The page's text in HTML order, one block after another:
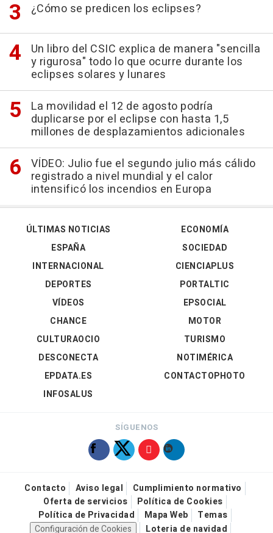
¿Cómo se predicen los eclipses?
Un libro del CSIC explica de manera "sencilla
y rigurosa" todo lo que ocurre durante los
eclipses solares y lunares
La movilidad el 12 de agosto podría
duplicarse por el eclipse con hasta 1,5
millones de desplazamientos adicionales
VÍDEO: Julio fue el segundo julio más cálido
registrado a nivel mundial y el calor
intensificó los incendios en Europa
ÚLTIMAS NOTICIAS
ESPAÑA
INTERNACIONAL
DEPORTES
VÍDEOS
ECONOMÍA
SOCIEDAD
CIENCIAPLUS
PORTALTIC
EPSOCIAL
CHANCE
CULTURAOCIO
DESCONECTA
EPDATA.ES
INFOSALUS
MOTOR
TURISMO
NOTIMÉRICA
CONTACTOPHOTO
SÍGUENOS
Contacto Aviso legal
Cumplimiento normativo
Oferta de servicios
Política de Cookies
Política de Privacidad
Mapa Web
Temas
Configuración de Cookies
Loteria de navidad